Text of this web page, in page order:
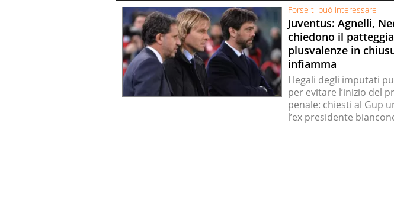
Forse ti può interessare
Juventus: Agnelli,
chiedono il
plusvalenze in
infiamma
I legali degli imputati
per evitare l’inizio del
penale: chiesti al Gup
l’ex presidente